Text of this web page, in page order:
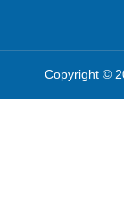
Copyright ©